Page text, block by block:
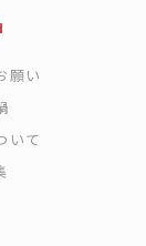
願い
いて